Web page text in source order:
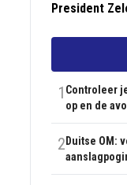
President
1 Controleer
op en de
2 Duitse OM: